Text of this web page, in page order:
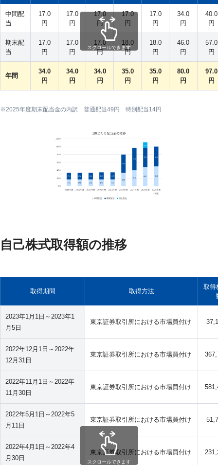
中間配
当
17.0
円
17.0
円
17.0
円
17.0
円
17.0
円
34.0
円
40.0
円
期末配
当
17.0
円
17.0
円
17.0
円
18.0
円
18.0
円
46.0
円
57.0
円
年間
34.0
円
34.0
円
34.0
円
35.0
円
35.0
円
80.0
円
97.0
円
スクロールできます
2025年度期末配当金の内訳 普通配当49円 特別配当14円
自己株式取得額の推移
取得期間 取得方法
取得
2023年1月1日～2023年1
月5日
東京証券取引所における市場買付け
2022年12月1日～2022年
12月31日
東京証券取引所における市場買付け
2022年11月1日～2022年
11月30日
東京証券取引所における市場買付け
2022年5月1日～2022年5
月11日
東京証券取引所における市場買付け
2022年4月1日～2022年4
月30日
東京証券取引所における市場買付け
スクロールできます